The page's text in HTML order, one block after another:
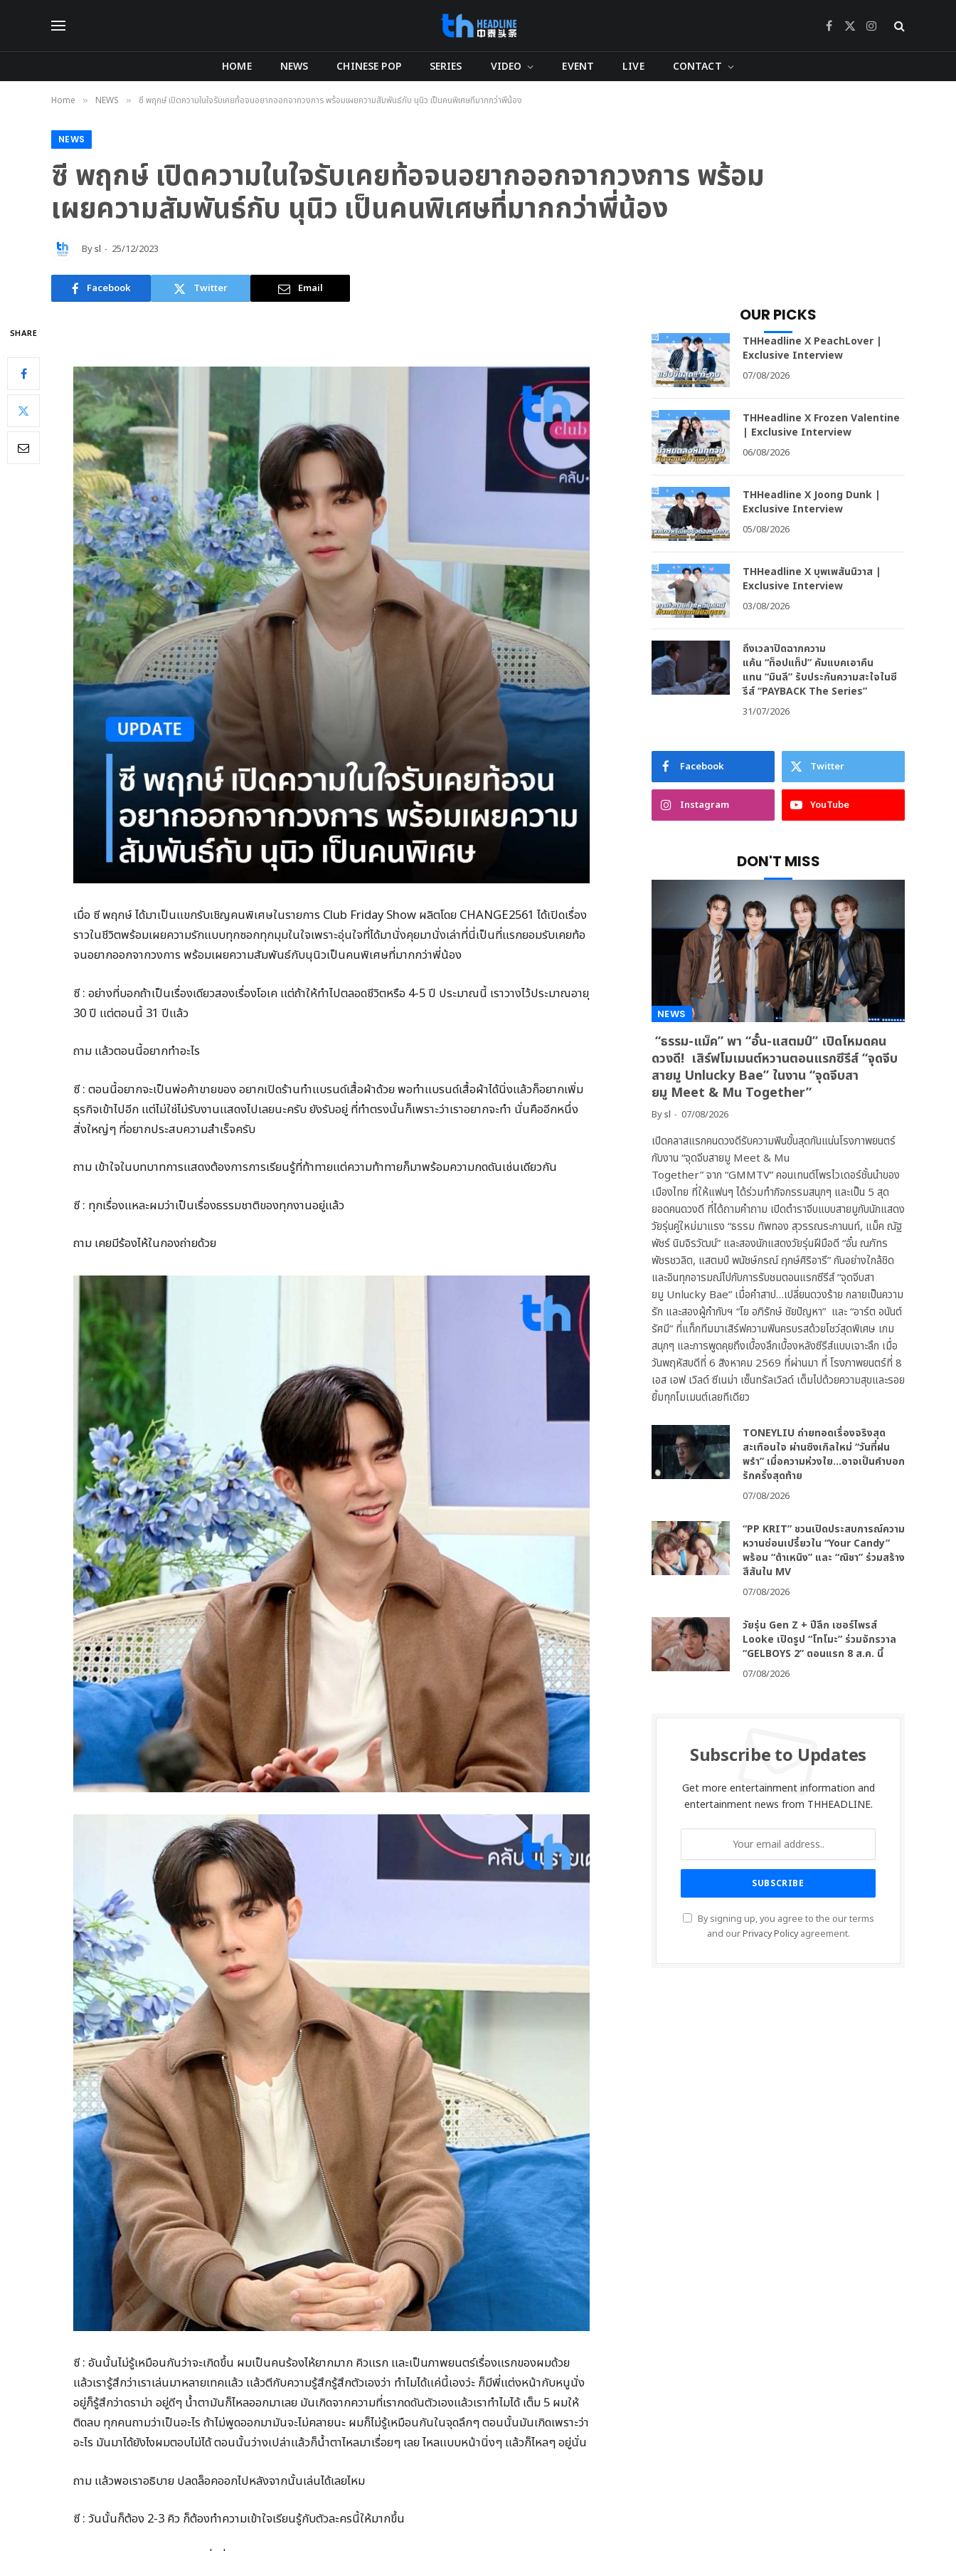
Facebook
X
Instagram
HOME NEWS CHINESE POP SERIES VIDEO EVENT LIVE CONTACT
Home » NEWS » ซี พฤกษ์ เปิดความในใจรับเคยท้อจนอยากออกจากวงการ พร้อมเผยความสัมพันธ์กับ นุนิว เป็นคนพิเศษที่มากกว่าพี่น้อง
NEWS
ซี พฤกษ์ เปิดความในใจรับเคยท้อจนอยากออกจากวงการ พร้อม
เผยความสัมพันธ์กับ นุนิว เป็นคนพิเศษที่มากกว่าพี่น้อง
Bysl 25/12/2023
Facebook Twitter Email
SHARE
เมื่อ ซี พฤกษ์ ได้มาเป็นแขกรับเชิญคนพิเศษในรายการ Club Friday Show ผลิตโดย CHANGE2561 ได้เปิดเรื่อง
ราวในชีวิตพร้อมเผยความรักแบบทุกซอกทุกมุมในใจเพราะอุ่นใจที่ได้มานั่งคุยมานั่งเล่าที่นี่เป็นที่แรกยอมรับเคยท้อ
จนอยากออกจากวงการ พร้อมเผยความสัมพันธ์กับนุนิวเป็นคนพิเศษที่มากกว่าพี่น้อง
ซี : อย่างที่บอกถ้าเป็นเรื่องเดียวสองเรื่องโอเค แต่ถ้าให้ทำไปตลอดชีวิตหรือ 4-5 ปี ประมาณนี้ เราวางไว้ประมาณอายุ
30 ปี แต่ตอนนี้ 31 ปีแล้ว
ถาม แล้วตอนนี้อยากทำอะไร
ซี : ตอนนี้อยากจะเป็นพ่อค้าขายของ อยากเปิดร้านทำแบรนด์เสื้อผ้าด้วย พอทำแบรนด์เสื้อผ้าได้นิ่งแล้วก็อยากเพิ่ม
ธุรกิจเข้าไปอีก แต่ไม่ใช่ไม่รับงานแสดงไปเลยนะครับ ยังรับอยู่ ที่ทำตรงนั้นก็เพราะว่าเราอยากจะทำ นั่นคืออีกหนึ่ง
สิ่งใหญ่ๆ ที่อยากประสบความสำเร็จครับ
ถาม เข้าใจในบทบาทการแสดงต้องการการเรียนรู้ที่ท้าทายแต่ความท้าทายก็มาพร้อมความกดดันเช่นเดียวกัน
ซี : ทุกเรื่องแหละผมว่าเป็นเรื่องธรรมชาติของทุกงานอยู่แล้ว
ถาม เคยมีร้องไห้ในกองถ่ายด้วย
ซี : อันนั้นไม่รู้เหมือนกันว่าจะเกิดขึ้น ผมเป็นคนร้องไห้ยากมาก คิวแรก และเป็นภาพยนตร์เรื่องแรกของผมด้วย
แล้วเรารู้สึกว่าเราเล่นมาหลายเทคแล้ว แล้วตีกับความรู้สึกรู้สึกตัวเองว่า ทำไมได้แค่นี้เองว่ะ ก็มีพี่แต่งหน้ากับหนูนั่ง
อยู่ก็รู้สึกว่าดราม่า อยู่ดีๆ น้ำตามันก็ไหลออกมาเลย มันเกิดจากความที่เรากดดันตัวเองแล้วเราทำไมได้ เต็ม 5 ผมให้
ติดลบ ทุกคนถามว่าเป็นอะไร ถ้าไม่พูดออกมามันจะไม่คลายนะ ผมก็ไม่รู้เหมือนกันในจุดลึกๆ ตอนนั้นมันเกิดเพราะว่า
อะไร มันมาได้ยังไงผมตอบไม่ได้ ตอนนั้นว่างเปล่าแล้วก็น้ำตาไหลมาเรื่อยๆ เลย ไหลแบบหน้านิ่งๆ แล้วก็ไหลๆ อยู่นั่น
ถาม แล้วพอเราอธิบาย ปลดล็อคออกไปหลังจากนั้นเล่นได้เลยไหม
ซี : วันนั้นก็ต้อง 2-3 คิว ก็ต้องทำความเข้าใจเรียนรู้กับตัวละครนี้ให้มากขึ้น
OUR PICKS
THHeadline X PeachLover |
Exclusive Interview
07/08/2026
THHeadline X Frozen Valentine
| Exclusive Interview
06/08/2026
THHeadline X Joong Dunk |
Exclusive Interview
05/08/2026
THHeadline X บุพเพสันนิวาส |
Exclusive Interview
03/08/2026
ถึงเวลาปิดฉากความ
แค้น “ท็อปแท็ป” คัมแบคเอาคืน
แทน “มินลี” รับประกันความสะใจในซี
รีส์ “PAYBACK The Series”
31/07/2026
Facebook Twitter
Instagram YouTube
DON'T MISS
NEWS
“ธรรม-แม็ค” พา “อั๋น-แสตมป์” เปิดโหมดคน
ดวงดี! เสิร์ฟโมเมนต์หวานตอนแรกซีรีส์ “จุดจีบ
สายมู Unlucky Bae” ในงาน “จุดจีบสา
ยมู Meet & Mu Together”
Bysl 07/08/2026
เปิดคลาสแรกคนดวงดีรับความฟินขั้นสุดกันแน่นโรงภาพยนตร์
กับงาน “จุดจีบสายมู Meet & Mu
Together” จาก “GMMTV” คอนเทนต์โพรไวเดอร์ชั้นนำของ
เมืองไทย ที่ให้แฟนๆ ได้ร่วมทำกิจกรรมสนุกๆ และเป็น 5 สุด
ยอดคนดวงดี ที่ได้ถามคำถาม เปิดตำราจีบแบบสายมูกับนักแสดง
วัยรุ่นคู่ใหม่มาแรง “ธรรม ทัพทอง สุวรรณระกานนท์, แม็ค ณัฐ
พัชร์ นิมจิรวัฒน์” และสองนักแสดงวัยรุ่นฝีมือดี “อั๋น ณภัทร
พัชรชวลิต, แสตมป์ พนัชษ์กรณ์ ฤกษ์ศิริอารี” กันอย่างใกล้ชิด
และอินทุกอารมณ์ไปกับการรับชมตอนแรกซีรีส์ “จุดจีบสา
ยมู Unlucky Bae” เมื่อคำสาป…เปลี่ยนดวงร้าย กลายเป็นความ
รัก และสองผู้กำกับฯ “โย อภิรักษ์ ชัยปัญหา” และ “อาร์ต อนันต์
รัศมี” ที่แท็กทีมมาเสิร์ฟความฟินครบรสด้วยโชว์สุดพิเศษ เกม
สนุกๆ และการพูดคุยถึงเบื้องลึกเบื้องหลังซีรีส์แบบเจาะลึก เมื่อ
วันพฤหัสบดีที่ 6 สิงหาคม 2569 ที่ผ่านมา ที่ โรงภาพยนตร์ที่ 8
เอส เอฟ เวิลด์ ซีเนม่า เซ็นทรัลเวิลด์ เต็มไปด้วยความสุขและรอย
ยิ้มทุกโมเมนต์เลยทีเดียว
TONEYLIU ถ่ายทอดเรื่องจริงสุด
สะเทือนใจ ผ่านซิงเกิลใหม่ “วันที่ฝน
พรำ” เมื่อความห่วงใย…อาจเป็นคำบอก
รักครั้งสุดท้าย
07/08/2026
“PP KRIT” ชวนเปิดประสบการณ์ความ
หวานซ่อนเปรี้ยวใน “Your Candy”
พร้อม “ต้าเหนิง” และ “ณิชา” ร่วมสร้าง
สีสันใน MV
07/08/2026
วัยรุ่น Gen Z + ปีลึก เซอร์ไพรส์
Looke เปิดรูป “โทโมะ” ร่วมจักรวาล
“GELBOYS 2” ตอนแรก 8 ส.ค. นี้
07/08/2026
Subscribe to Updates
Get more entertainment information and
entertainment news from THHEADLINE.
By signing up, you agree to the our terms
and ourPrivacy Policyagreement.